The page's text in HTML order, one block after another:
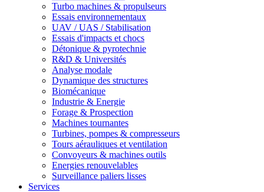
Turbo machines & propulseurs
Essais environnementaux
UAV / UAS / Stabilisation
Essais d'impacts et chocs
Détonique & pyrotechnie
R&D & Universités
Analyse modale
Dynamique des structures
Biomécanique
Industrie & Energie
Forage & Prospection
Machines tournantes
Turbines, pompes & compresseurs
Tours aérauliques et ventilation
Convoyeurs & machines outils
Energies renouvelables
Surveillance paliers lisses
Services